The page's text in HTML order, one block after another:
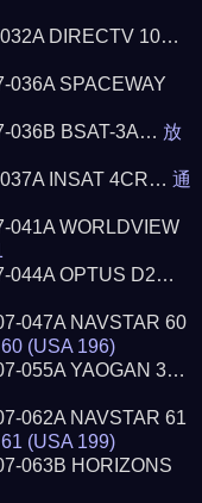
DIRECTV 10…
036A SPACEWAY
036B BSAT-3A… 放
037A INSAT 4CR…通
041A WORLDVIEW
044A OPTUS D2…
047A NAVSTAR 60
(USA 196)
055A YAOGAN 3…
062A NAVSTAR 61
(USA 199)
063B HORIZONS